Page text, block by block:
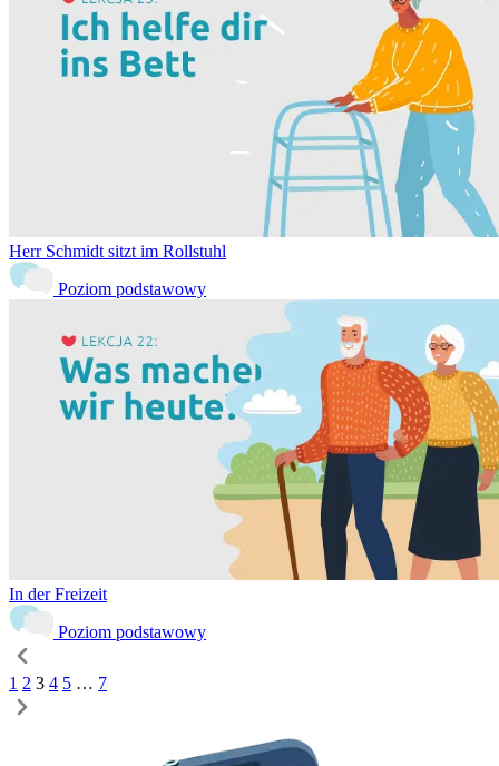
Herr Schmidt sitzt im Rollstuhl
Poziom podstawowy
In der Freizeit
Poziom podstawowy
1 2 3 4 5 … 7